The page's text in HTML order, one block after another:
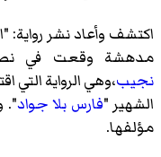
اكتشف وأعاد نشر
مدهشة وقعت في
نجيب،وهي الرواية
الشهير "فارس بلا جواد".
مؤلفها.